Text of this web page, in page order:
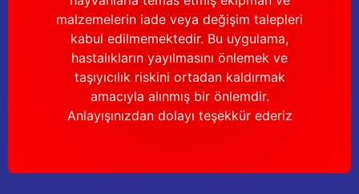
malzemelerin iade veya değişim talepleri
kabul edilmemektedir. Bu uygulama,
hastalıkların yayılmasını önlemek ve
taşıyıcılık riskini ortadan kaldırmak
amacıyla alınmış bir önlemdir.
Anlayışınızdan dolayı teşekkür ederiz